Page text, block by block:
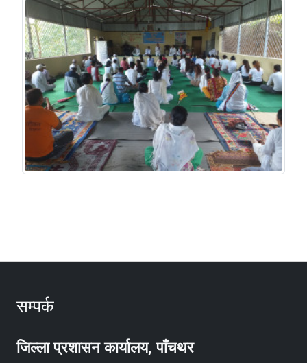
सम्पर्क
जिल्ला प्रशासन कार्यालय, पाँचथर